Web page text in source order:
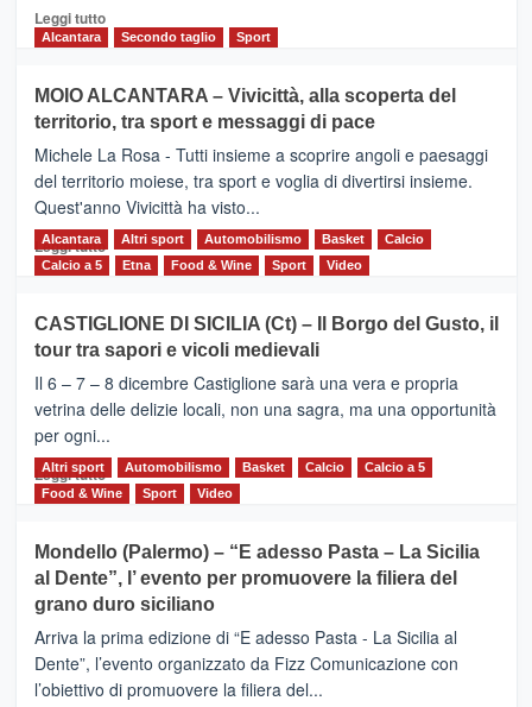
Leggi tuttoLeggi
Torna
la
Supermaratona
dell’Etna
Alcantara Secondo taglio Sport
MOIO ALCANTARA – Vivicittà, alla scoperta del
territorio, tra sport e messaggi di pace
Michele La Rosa - Tutti insieme a scoprire angoli e paesaggi
del territorio moiese, tra sport e voglia di divertirsi insieme.
Quest'anno Vivicittà ha visto...
Leggi tutto Leggi
MOIO
ALCANTARA
–
Vivicittà,
alla
scoperta
del
territorio,
e
messaggi
di
Alcantara Altri sport Automobilismo Basket
Calcio
Calcio a 5
Etna Food & Wine Sport Video
CASTIGLIONE DI SICILIA (Ct) – Il Borgo del Gusto, il
tour tra sapori e vicoli medievali
Il 6 – 7 – 8 dicembre Castiglione sarà una vera e propria
vetrina delle delizie locali, non una sagra, ma una opportunità
per ogni...
Leggi tuttoLeggi
di
CASTIGLIONE
DI
SICILIA
(Ct)
–
Il
Borgo
Altri sport Automobilismo Basket Calcio
Calcio a 5
Food & Wine
Sport Video
Mondello (Palermo) – “E adesso Pasta – La Sicilia
al Dente”, l’ evento per promuovere la filiera del
grano duro siciliano
Arriva la prima edizione di “E adesso Pasta - La Sicilia al
Dente”, l’evento organizzato da Fizz Comunicazione con
l’obiettivo di promuovere la filiera del...